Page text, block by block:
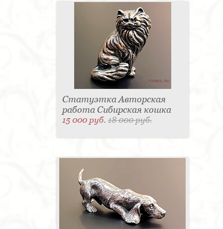
Статуэтка Авторская
работа Сибирская кошка
15 000 руб.18 000 руб.